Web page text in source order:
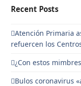
Recent Posts
Atención Primaria
refuercen los
¿Con estos
Bulos coronavirus